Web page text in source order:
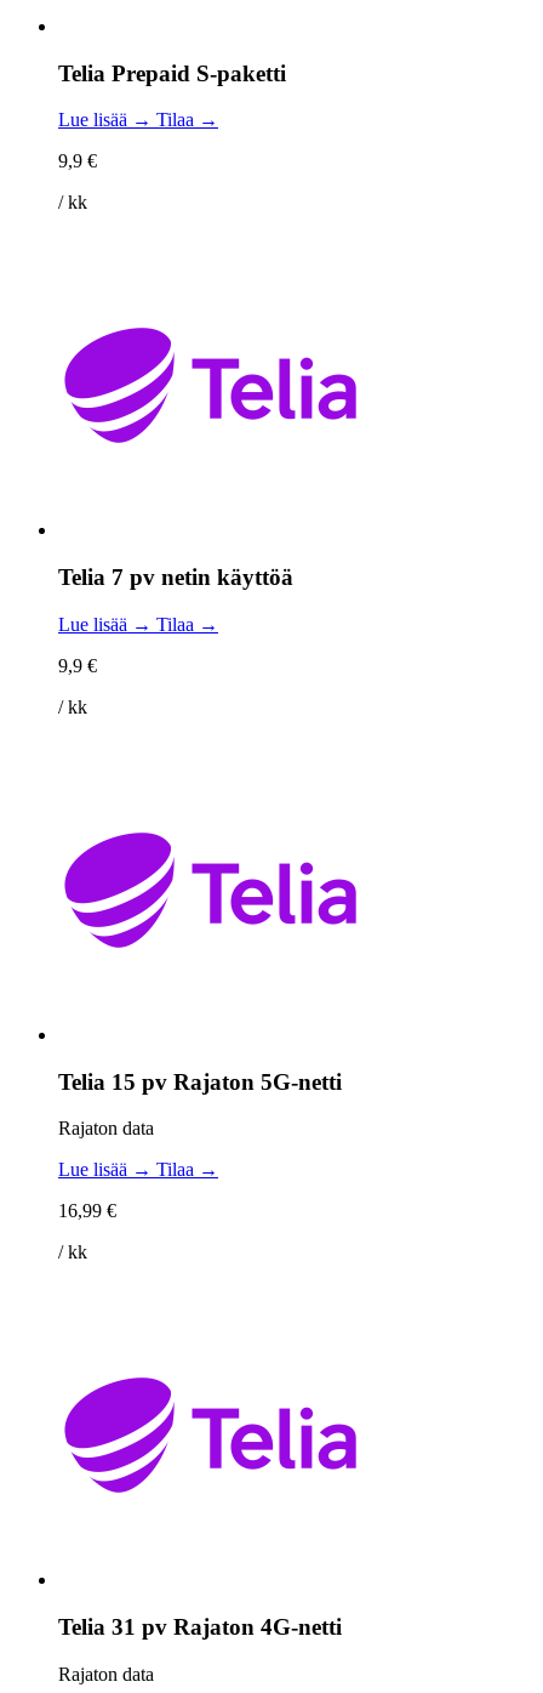
Telia Prepaid S-paketti
Lue lisää → Tilaa →
9,9 €
/ kk
Telia 7 pv netin käyttöä
Lue lisää → Tilaa →
9,9 €
/ kk
Telia 15 pv Rajaton 5G-netti
Rajaton data
Lue lisää → Tilaa →
16,99 €
/ kk
Telia 31 pv Rajaton 4G-netti
Rajaton data